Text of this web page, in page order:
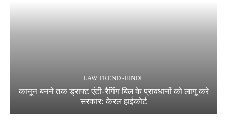
LAW TREND -HINDI
कानून बनने तक ड्राफ्ट एंटी-रैगिंग बिल के प्रावधानों को लागू करे
सरकार: केरल हाईकोर्ट